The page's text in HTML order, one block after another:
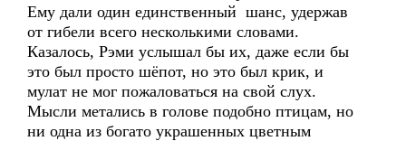
Ему дали один единственный шанс, удержав
от гибели всего несколькими словами.
Казалось, Рэми услышал бы их, даже если бы
это был просто шёпот, но это был крик, и
мулат не мог пожаловаться на свой слух.
Мысли метались в голове подобно птицам, но
ни одна из богато украшенных цветным